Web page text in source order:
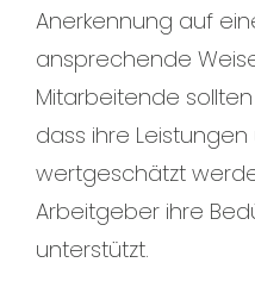
Anerkennung auf
ansprechende
Mitarbeitende
dass ihre
wertgeschätzt
Arbeitgeber ihre
unterstützt.